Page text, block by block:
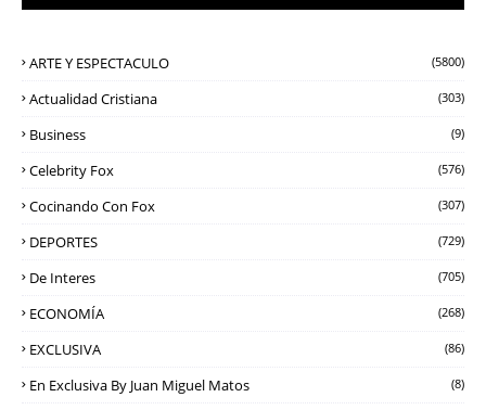
ARTE Y ESPECTACULO (5800)
Actualidad Cristiana (303)
Business (9)
Celebrity Fox (576)
Cocinando Con Fox (307)
DEPORTES (729)
De Interes (705)
ECONOMÍA (268)
EXCLUSIVA (86)
En Exclusiva By Juan Miguel Matos (8)